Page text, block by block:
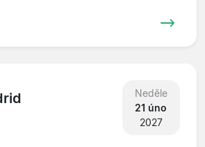
Neděle
21 úno
2027